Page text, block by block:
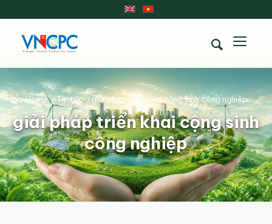
giải pháp triển khai cộng sinh
công nghiệp
Home /Tin tức / giải pháp triển khai cộng sinh công nghiệp